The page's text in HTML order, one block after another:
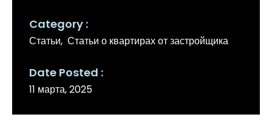
Category
Статьи Статьи о квартирах от застройщика
Date Posted
11 марта, 2025